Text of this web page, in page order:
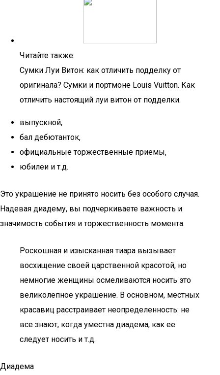
Читайте также:
Сумки Луи Витон: как отличить подделку от
оригинала? Сумки и портмоне Louis Vuitton. Как
отличить настоящий луи витон от подделки.
выпускной,
бал дебютанток,
официальные торжественные приемы,
юбилеи и т.д.
Это украшение не принято носить без особого случая.
Надевая диадему, вы подчеркиваете важность и
значимость события и торжественность момента.
Роскошная и изысканная тиара вызывает
восхищение своей царственной красотой, но
немногие женщины осмеливаются носить это
великолепное украшение. В основном, местных
красавиц расстраивает неопределенность: не
все знают, когда уместна диадема, как ее
следует носить и т.д.
Диадема